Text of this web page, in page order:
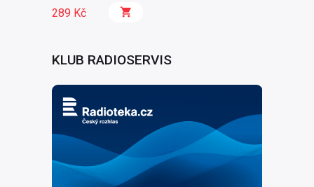
289 Kč
KLUB RADIOSERVIS